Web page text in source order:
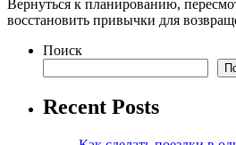
Вернуться к планированию,
восстановить привычки для
Поиск
Recent Posts